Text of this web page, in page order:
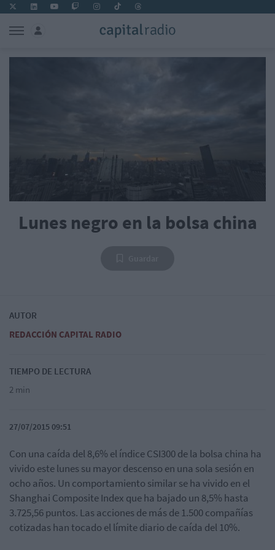
Lunes negro en la bolsa china
AUTOR
REDACCIÓN CAPITAL RADIO
TIEMPO DE LECTURA
2 min
27/07/2015 09:51
Con una caída del 8,6% el índice CSI300 de la bolsa china ha
vivido este lunes su mayor descenso en una sola sesión en
ocho años. Un comportamiento similar se ha vivido en el
Shanghai Composite Index que ha bajado un 8,5% hasta
3.725,56 puntos. Las acciones de más de 1.500 compañías
cotizadas han tocado el límite diario de caída del 10%.